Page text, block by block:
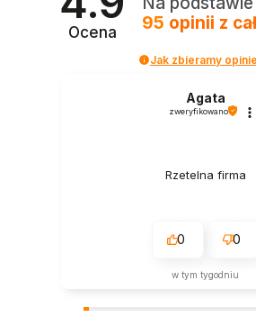
Ocena
95 opinii z
Jak zbieramy
Agata
zweryfikowano
Rzetelna firma
0 0
w tym tygodniu